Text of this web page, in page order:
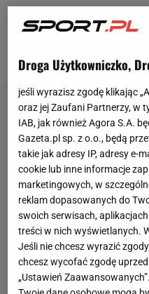
zespoły zmierzyły się
Droga Użytkowniczko,
jeśli wyrazisz zgodę klikając
oraz jej Zaufani Partnerzy, w
IAB, jak również Agora S.A.
Gazeta.pl sp. z o.o., będą
takie jak adresy IP, adresy e-
cookie lub inne informacje
marketingowych, w
reklam dopasowanych do
swoich serwisach,
treści w nich wyświetlanych.
Jeśli nie chcesz wyrazić
chcesz wycofać zgodę
„Ustawień Zaawansowanych”.